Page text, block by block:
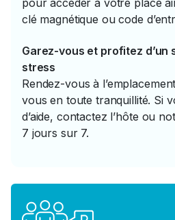
pour accéder à votre place
clé magnétique ou code
Garez-vous et profitez d’un
stress
Rendez-vous à
vous en toute tranquillité. Si
d’aide, contactez l’hôte ou
7 jours sur 7.